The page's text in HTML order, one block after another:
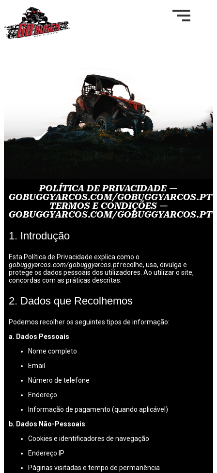
POLÍTICA DE PRIVACIDADE —
GOBUGGYARCOS.COM/GOBUGGYARCOS.PT
TERMOS E CONDIÇÕES —
GOBUGGYARCOS.COM/GOBUGGYARCOS.PT
1. Introdução
Esta Política de Privacidade explica como o
gobuggyarcos.com/gobuggyarcos.ptrecolhe, usa, divulga e
protege os dados pessoais dos utilizadores. Ao utilizar o site,
concordas com as práticas descritas.
2. Dados que Recolhemos
Podemos recolher os seguintes tipos de informação:
a. Dados Pessoais
Nome completo
Email
Número de telefone
Endereço
Informação de pagamento (quando aplicável)
b. Dados Não-Pessoais
Cookies e identificadores de navegação
Endereço IP
Páginas visitadas e tempo de permanência